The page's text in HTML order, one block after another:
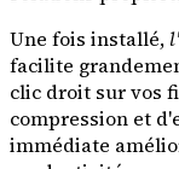
Une fois installé,
facilite
clic droit sur vos
compression et
immédiate